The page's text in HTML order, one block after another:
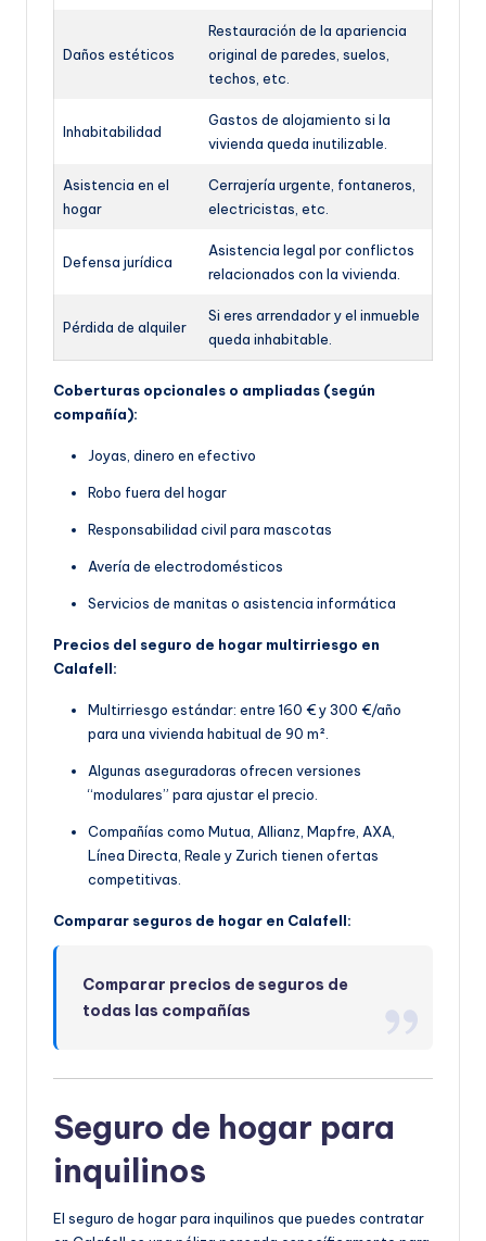
Daños estéticos
Restauración de la apariencia
original de paredes, suelos,
techos, etc.
Inhabitabilidad
Gastos de alojamiento si la
vivienda queda inutilizable.
Asistencia en el
hogar
Cerrajería urgente, fontaneros,
electricistas, etc.
Defensa jurídica
Asistencia legal por conflictos
relacionados con la vivienda.
Pérdida de alquiler
Si eres arrendador y el inmueble
queda inhabitable.
Coberturas opcionales o ampliadas (según
compañía):
Joyas, dinero en efectivo
Robo fuera del hogar
Responsabilidad civil para mascotas
Avería de electrodomésticos
Servicios de manitas o asistencia informática
Precios del seguro de hogar multirriesgo en
Calafell:
Multirriesgo estándar: entre 160 € y 300 €/año
para una vivienda habitual de 90 m².
Algunas aseguradoras ofrecen versiones
“modulares” para ajustar el precio.
Compañías como Mutua, Allianz, Mapfre, AXA,
Línea Directa, Reale y Zurich tienen ofertas
competitivas.
Comparar seguros de hogar en Calafell:
Comparar precios de seguros de
todas las compañías
Seguro de hogar para
inquilinos
El seguro de hogar para inquilinos que puedes contratar